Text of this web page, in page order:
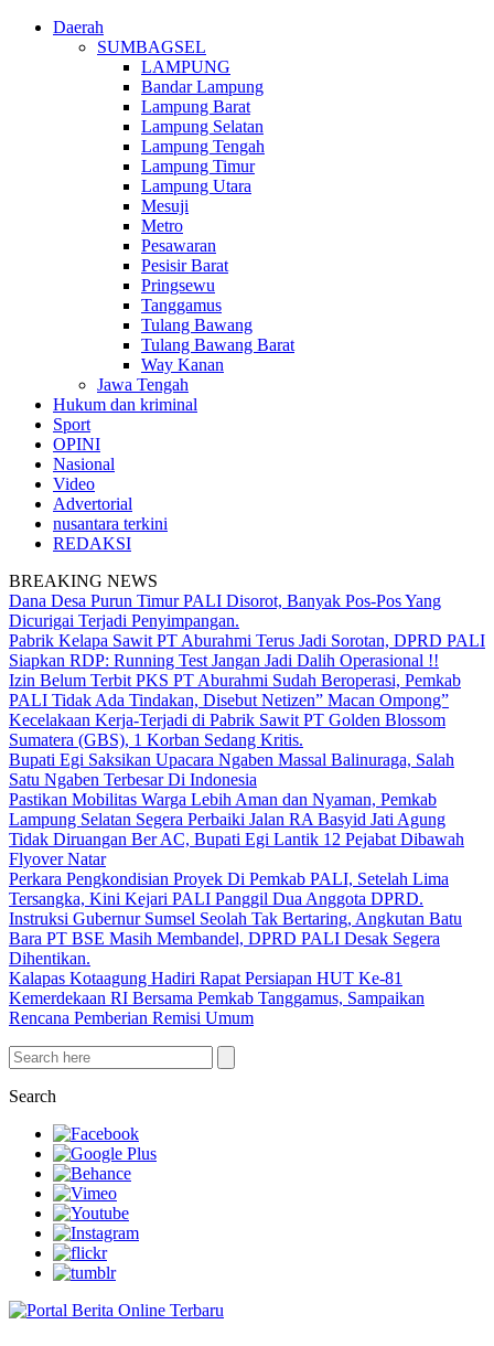
Daerah
SUMBAGSEL
LAMPUNG
Bandar Lampung
Lampung Barat
Lampung Selatan
Lampung Tengah
Lampung Timur
Lampung Utara
Mesuji
Metro
Pesawaran
Pesisir Barat
Pringsewu
Tanggamus
Tulang Bawang
Tulang Bawang Barat
Way Kanan
Jawa Tengah
Hukum dan kriminal
Sport
OPINI
Nasional
Video
Advertorial
nusantara terkini
REDAKSI
BREAKING NEWS
Dana Desa Purun Timur PALI Disorot, Banyak Pos-Pos Yang
Dicurigai Terjadi Penyimpangan.
Pabrik Kelapa Sawit PT Aburahmi Terus Jadi Sorotan, DPRD PALI
Siapkan RDP: Running Test Jangan Jadi Dalih Operasional !!
Izin Belum Terbit PKS PT Aburahmi Sudah Beroperasi, Pemkab
PALI Tidak Ada Tindakan, Disebut Netizen” Macan Ompong”
Kecelakaan Kerja-Terjadi di Pabrik Sawit PT Golden Blossom
Sumatera (GBS), 1 Korban Sedang Kritis.
Bupati Egi Saksikan Upacara Ngaben Massal Balinuraga, Salah
Satu Ngaben Terbesar Di Indonesia
Pastikan Mobilitas Warga Lebih Aman dan Nyaman, Pemkab
Lampung Selatan Segera Perbaiki Jalan RA Basyid Jati Agung
Tidak Diruangan Ber AC, Bupati Egi Lantik 12 Pejabat Dibawah
Flyover Natar
Perkara Pengkondisian Proyek Di Pemkab PALI, Setelah Lima
Tersangka, Kini Kejari PALI Panggil Dua Anggota DPRD.
Instruksi Gubernur Sumsel Seolah Tak Bertaring, Angkutan Batu
Bara PT BSE Masih Membandel, DPRD PALI Desak Segera
Dihentikan.
Kalapas Kotaagung Hadiri Rapat Persiapan HUT Ke-81
Kemerdekaan RI Bersama Pemkab Tanggamus, Sampaikan
Rencana Pemberian Remisi Umum
Search